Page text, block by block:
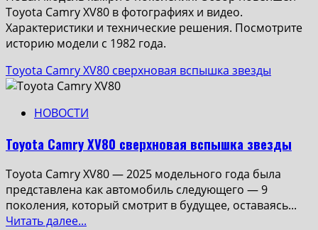
Toyota Camry XV80 в фотографиях и видео.
Характеристики и технические решения. Посмотрите
историю модели с 1982 года.
Toyota Camry XV80 сверхновая вспышка звезды
НОВОСТИ
Toyota Camry XV80 сверхновая вспышка звезды
Toyota Camry XV80 — 2025 модельного года была
представлена ​​как автомобиль следующего — 9
поколения, который смотрит в будущее, оставаясь...
Читать далее...